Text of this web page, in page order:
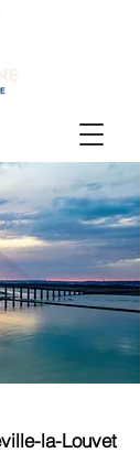
la-Louvet